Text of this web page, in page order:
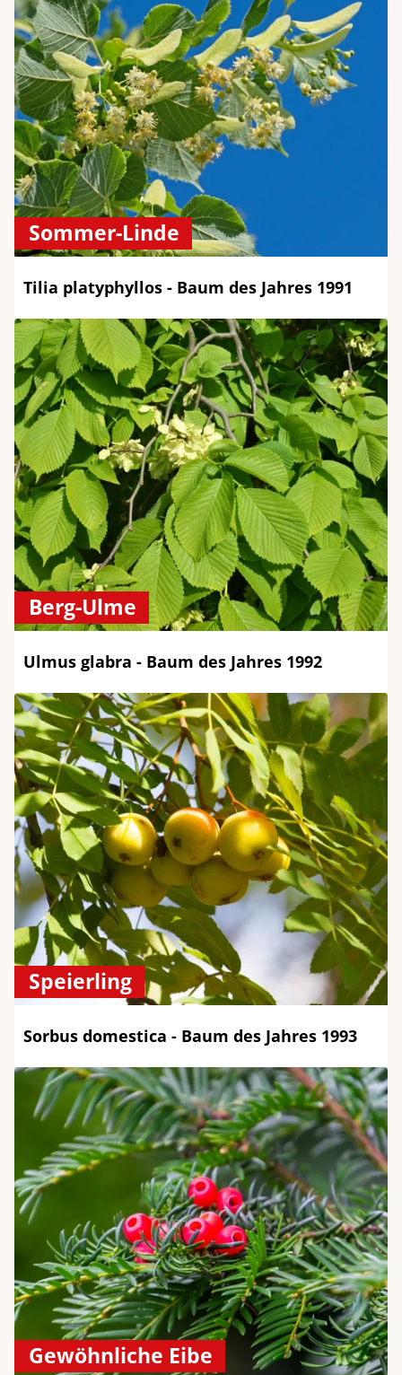
Sommer-Linde
Tilia platyphyllos - Baum des Jahres 1991
Berg-Ulme
Ulmus glabra - Baum des Jahres 1992
Speierling
Sorbus domestica - Baum des Jahres 1993
Gewöhnliche Eibe